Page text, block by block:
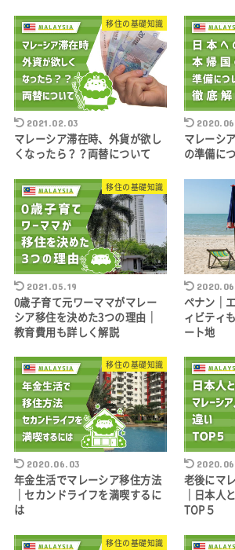
移住の基礎知識
2021.02.03
マレーシア滞在時、外貨が欲し
くなったら？？両替について
マレーシ
の準備に
移住の基礎知識
2021.05.19
0歳子育て元ワーママがマレー
シア移住を決めた3つの理由｜
教育費用も詳しく解説
ペナン｜
ィビティ
ート地
移住の基礎知識
2020.06.03
年金生活でマレーシア移住方法
｜セカンドライフを満喫するに
は
老後にマ
｜日本人
TOP５
移住の基礎知識